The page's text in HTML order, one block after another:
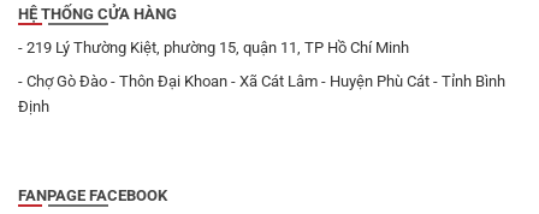
HỆ THỐNG CỬA HÀNG
- 219 Lý Thường Kiệt, phường 15, quận 11, TP Hồ Chí Minh
- Chợ Gò Đào - Thôn Đại Khoan - Xã Cát Lâm - Huyện Phù Cát - Tỉnh Bình
Định
FANPAGE FACEBOOK